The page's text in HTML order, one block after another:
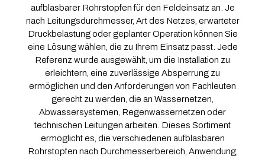
aufblasbarer Rohrstopfen für den Feldeinsatz an. Je
nach Leitungsdurchmesser, Art des Netzes, erwarteter
Druckbelastung oder geplanter Operation können Sie
eine Lösung wählen, die zu Ihrem Einsatz passt. Jede
Referenz wurde ausgewählt, um die Installation zu
erleichtern, eine zuverlässige Absperrung zu
ermöglichen und den Anforderungen von Fachleuten
gerecht zu werden, die an Wassernetzen,
Abwassersystemen, Regenwassernetzen oder
technischen Leitungen arbeiten. Dieses Sortiment
ermöglicht es, die verschiedenen aufblasbaren
Rohrstopfen nach Durchmesserbereich, Anwendung,